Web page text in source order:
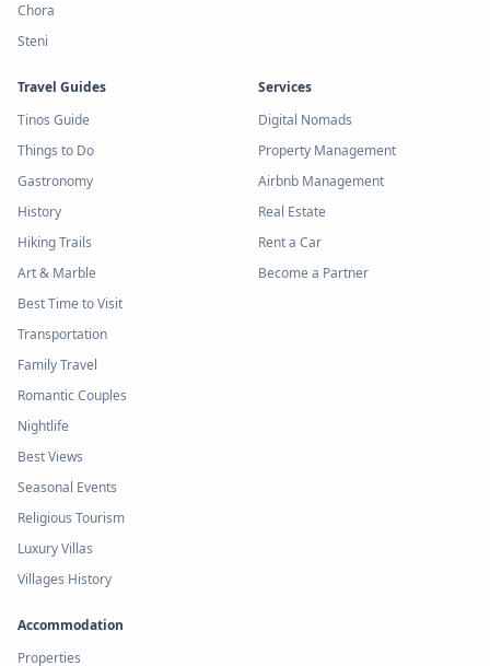
Chora
Steni
Travel Guides
Tinos Guide
Things to Do
Gastronomy
History
Hiking Trails
Art & Marble
Best Time to Visit
Transportation
Family Travel
Romantic Couples
Nightlife
Best Views
Seasonal Events
Religious Tourism
Luxury Villas
Villages History
Services
Digital Nomads
Property Management
Airbnb Management
Real Estate
Rent a Car
Become a Partner
Accommodation
Properties